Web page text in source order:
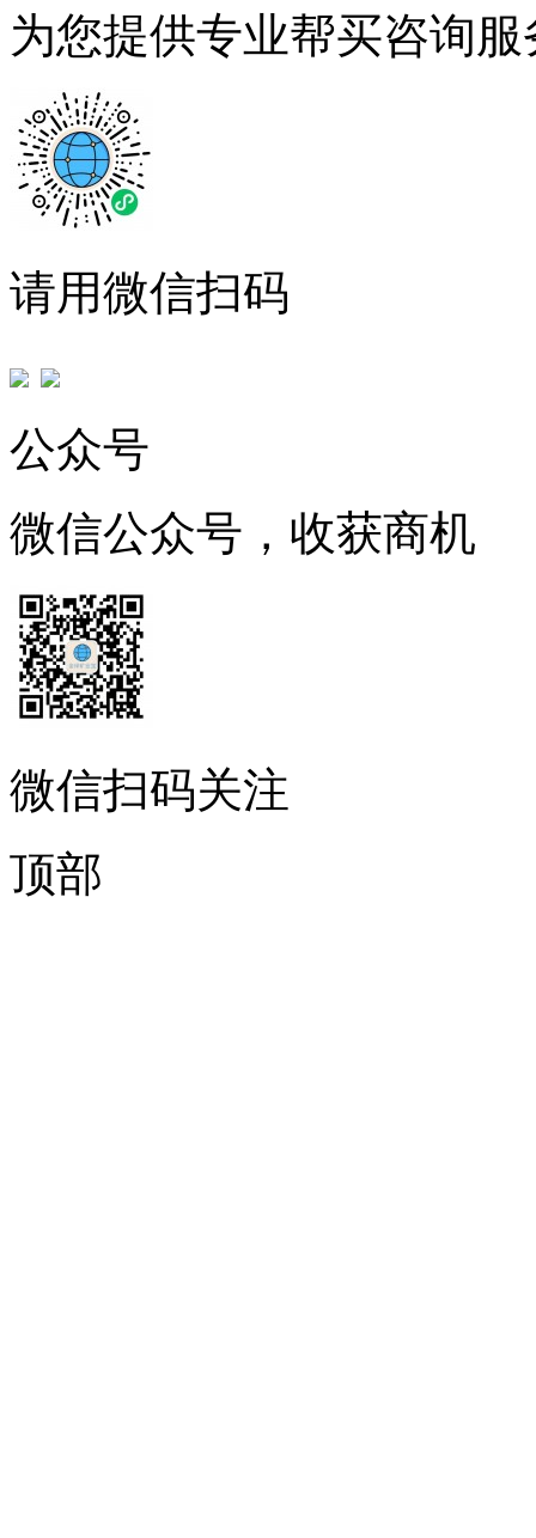
为您提供专业帮买咨询服
请用微信扫码
公众号
微信公众号，收获商机
微信扫码关注
顶部